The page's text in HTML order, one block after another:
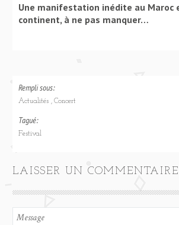
​Une manifestation inédite au Maroc
continent, à ne pas manquer…
Rempli sous:
Actualités Concert
Tagué:
Festival
LAISSER UN COMMENTAIRE